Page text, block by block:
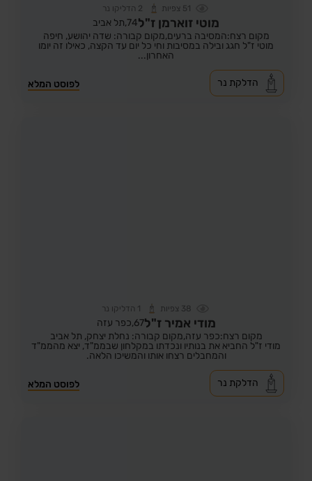
51 צפיות 2 הדליקו נר
מוטי זוארמן ז"ל74, תל אביב
מקום רצח:המסיבה ברעים,מקום קבורה: שדה יהושע, חיפה
מוטי ז"ל חגג ובילה במסיבות וחי כל יום עד הקצה, כאילו זה יומו
האחרון...
לפוסט המלא הדלקת נר
38 צפיות 1 הדליקו נר
מודי אמיר ז"ל67, כפר עזה
מקום רצח:כפר עזה,מקום קבורה: נחלת יצחק, תל אביב
מודי ז"ל החביא את בנותיו ונכדתו במקלחון שבממ"ד, יצא מהממ"ד
והמחבלים רצחו אותו והמשיכו הלאה.
לפוסט המלא הדלקת נר